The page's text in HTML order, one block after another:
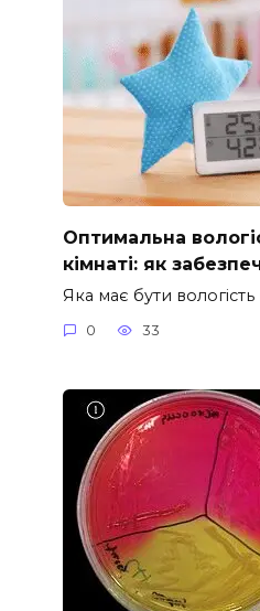
Оптимальна
кімнаті: як
Яка має бути вологість
0 33